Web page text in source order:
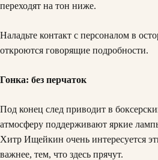
переходят на тон ниже.
Наладьте контакт с персоналом в
откроются говорящие подробности.
Гонка: без перчаток
Под конец след приводит в
атмосферу поддерживают яркие
Хитр Ищейкин очень интересуется
важнее, тем, что здесь прячут.